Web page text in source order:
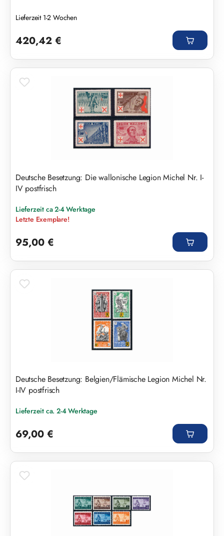
Lieferzeit 1-2 Wochen
420,42 €
Deutsche Besetzung: Die wallonische Legion Michel Nr. I-
IV postfrisch
Lieferzeit ca 2-4 Werktage
Letzte Exemplare!
95,00 €
Deutsche Besetzung: Belgien/Flämische Legion Michel Nr.
I-IV postfrisch
Lieferzeit ca. 2-4 Werktage
69,00 €